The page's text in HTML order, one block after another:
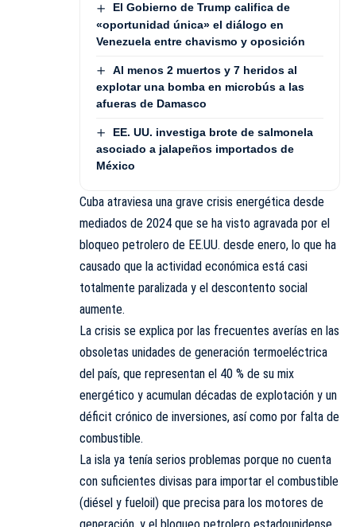
El Gobierno de Trump califica de
«oportunidad única» el diálogo en
Venezuela entre chavismo y oposición
Al menos 2 muertos y 7 heridos al
explotar una bomba en microbús a las
afueras de Damasco
EE. UU. investiga brote de salmonela
asociado a jalapeños importados de
México
Cuba atraviesa una grave crisis energética desde
mediados de 2024 que se ha visto agravada por el
bloqueo petrolero de EE.UU. desde enero, lo que ha
causado que la actividad económica está casi
totalmente paralizada y el descontento social
aumente.
La crisis se explica por las frecuentes averías en las
obsoletas unidades de generación termoeléctrica
del país, que representan el 40 % de su mix
energético y acumulan décadas de explotación y un
déficit crónico de inversiones, así como por falta de
combustible.
La isla ya tenía serios problemas porque no cuenta
con suficientes divisas para importar el combustible
(diésel y fueloil) que precisa para los motores de